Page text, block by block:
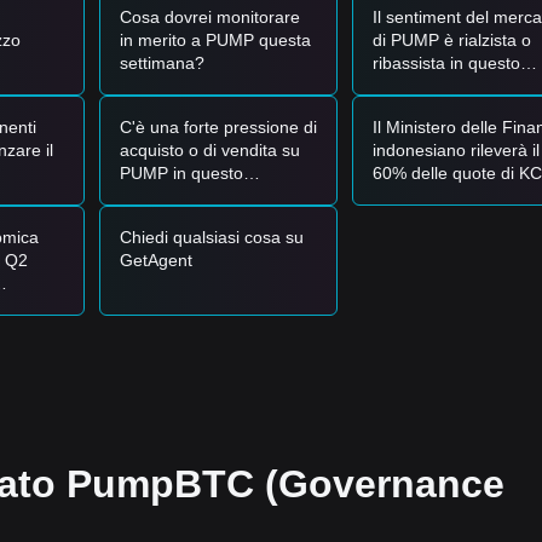
del mercato, gli analisti propongono le seguenti strategie di
e mostra un segnale di rimbalzo, potrebbe presentarsi
con un’espansione significativa del volume, potrebbe
, il mercato potrebbe entrare in una fase di correzione a breve termine
le seguenti strategie:
di supporto
la resistenza di
di medio-lungo termine rimane potenzialmente costruttiva per
Cosa dovrei monitorare
in merito a PUMP questa
settimana?
Il sentiment del
di PUMP è rialzista o
ribassista in questo
il
C'è una forte pressione di
acquisto o di vendita su
PUMP in questo
Il Ministero delle
indonesiano rileverà il
60% delle quote di
Q2
Chiedi qualsiasi cosa su
GetAgent
PumpBTC (Governance